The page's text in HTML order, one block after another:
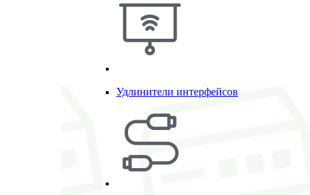
Удлинители интерфейсов